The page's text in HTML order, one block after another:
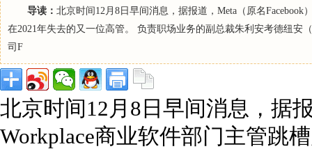
导读： 北京时间12月8日早间消息，据报道，Meta（原名
在2021年失去的又一位高管。 负责职场业务的副总裁朱利安考德纽安
司F
北京时间12月8日早间消息，据
Workplace商业软件部门主管跳